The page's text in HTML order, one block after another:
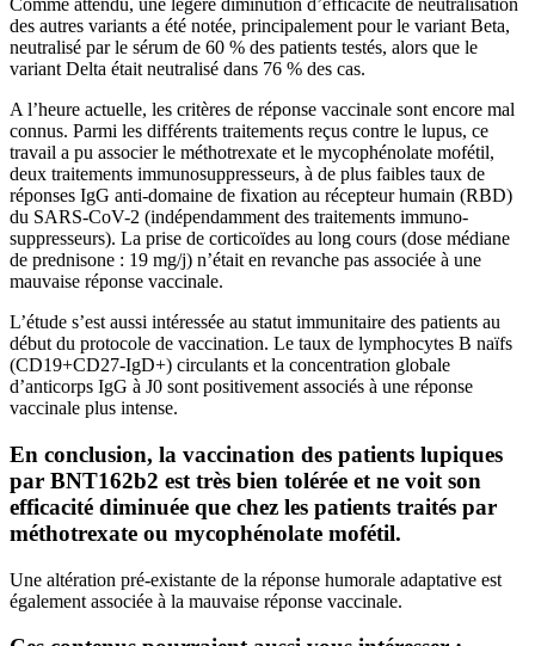
Comme attendu, une légère diminution d’efficacité de neutralisation
des autres variants a été notée, principalement pour le variant Beta,
neutralisé par le sérum de 60 % des patients testés, alors que le
variant Delta était neutralisé dans 76 % des cas.
A l’heure actuelle, les critères de réponse vaccinale sont encore mal
connus. Parmi les différents traitements reçus contre le lupus, ce
travail a pu associer le méthotrexate et le mycophénolate mofétil,
deux traitements immunosuppresseurs, à de plus faibles taux de
réponses IgG anti-domaine de fixation au récepteur humain (RBD)
du SARS-CoV-2 (indépendamment des traitements immuno-
suppresseurs). La prise de corticoïdes au long cours (dose médiane
de prednisone : 19 mg/j) n’était en revanche pas associée à une
mauvaise réponse vaccinale.
L’étude s’est aussi intéressée au statut immunitaire des patients au
début du protocole de vaccination. Le taux de lymphocytes B naïfs
(CD19+CD27-IgD+) circulants et la concentration globale
d’anticorps IgG à J0 sont positivement associés à une réponse
vaccinale plus intense.
En conclusion, la vaccination des patients lupiques
par BNT162b2 est très bien tolérée et ne voit son
efficacité diminuée que chez les patients traités par
méthotrexate ou mycophénolate mofétil.
Une altération pré-existante de la réponse humorale adaptative est
également associée à la mauvaise réponse vaccinale.